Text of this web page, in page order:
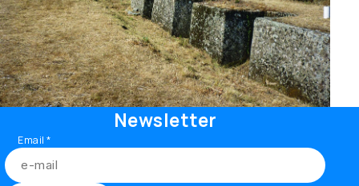
Newsletter
Email*